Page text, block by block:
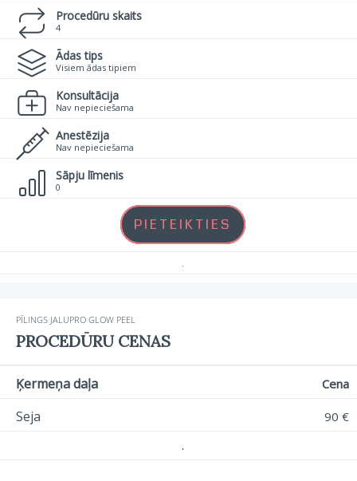
Procedūru skaits
4
Ādas tips
Visiem ādas tipiem
Konsultācija
Nav nepieciešama
Anestēzija
Nav nepieciešama
Sāpju līmenis
0
PIETEIKTIES
.
PĪLINGS JALUPRO GLOW PEEL
PROCEDŪRU CENAS
Ķermeņa daļa Cena
Seja 90 €
.